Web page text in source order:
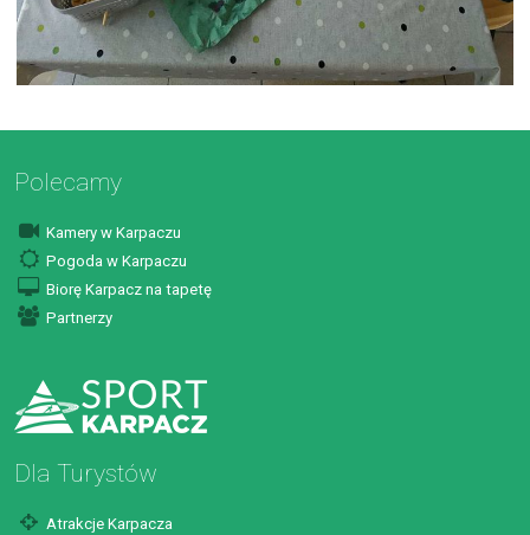
Polecamy
Kamery w Karpaczu
Pogoda w Karpaczu
Biorę Karpacz na tapetę
Partnerzy
Dla Turystów
Atrakcje Karpacza